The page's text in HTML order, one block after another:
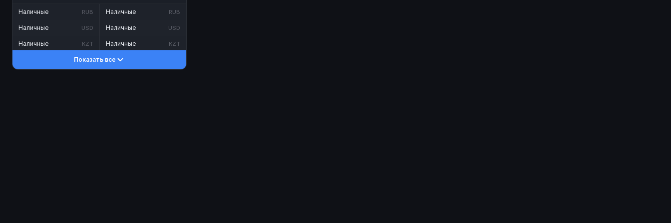
Наличные RUB
Наличные USD
Наличные KZT
Наличные RUB
Наличные USD
Наличные KZT
Показать все